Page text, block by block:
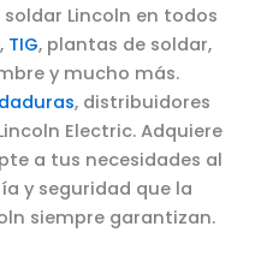
Lincoln en todos
, TIG, plantas de soldar,
y mucho más.
, distribuidores
Electric. Adquiere
a tus necesidades al
y seguridad que la
siempre garantizan.